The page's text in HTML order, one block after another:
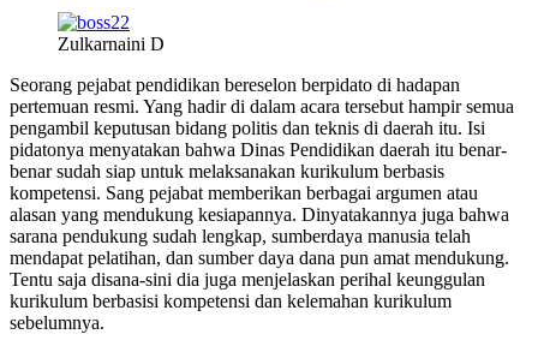
Zulkarnaini D
Seorang pejabat pendidikan bereselon berpidato di hadapan
pertemuan resmi. Yang hadir di dalam acara tersebut hampir semua
pengambil keputusan bidang politis dan teknis di daerah itu. Isi
pidatonya menyatakan bahwa Dinas Pendidikan daerah itu benar-
benar sudah siap untuk melaksanakan kurikulum berbasis
kompetensi. Sang pejabat memberikan berbagai argumen atau
alasan yang mendukung kesiapannya. Dinyatakannya juga bahwa
sarana pendukung sudah lengkap, sumberdaya manusia telah
mendapat pelatihan, dan sumber daya dana pun amat mendukung.
Tentu saja disana-sini dia juga menjelaskan perihal keunggulan
kurikulum berbasisi kompetensi dan kelemahan kurikulum
sebelumnya.